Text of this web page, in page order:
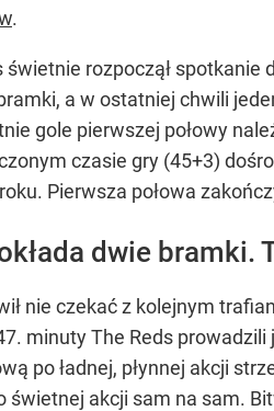
.
świetnie rozpoczął spotkanie
a w ostatniej chwili
gole pierwszej połowy
czasie gry (45+3)
Pierwsza połowa
dwie bramki.
nie czekać z kolejnym
minuty The Reds
po ładnej, płynnej akcji
świetnej akcji sam na sam.